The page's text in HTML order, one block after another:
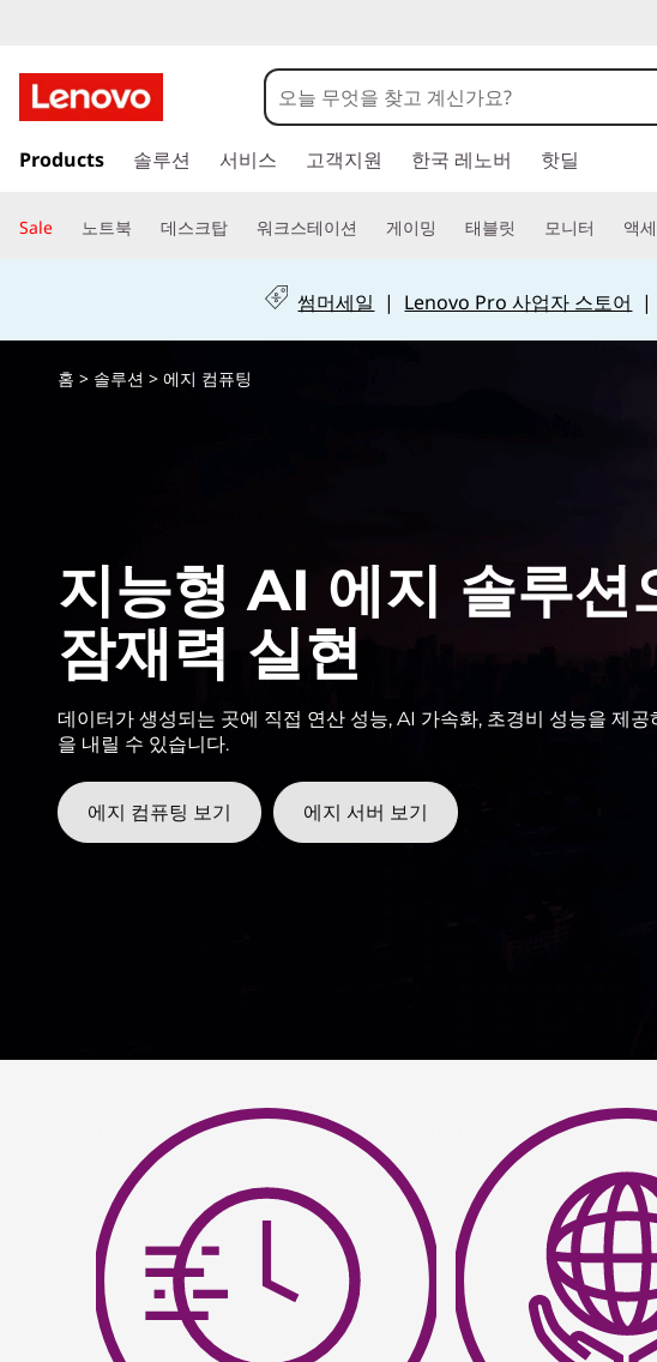
e
n
o
v
T
요
텐
츠
Products 솔루션 서비스 고객지원 한국 레노버 핫딜
Sale 노트북 데스크탑 워크스테이션 게이밍 태블릿 모니터 액
썸머세일 | Lenovo Pro 사업자 스토어 |
홈 > 솔루션 > 에지 컴퓨팅
지능형 AI 에지 솔루션
잠재력 실현
데이터가 생성되는 곳에 직접 연산 성능, AI 가속화, 초경비 성능을 제
을 내릴 수 있습니다.
에지 컴퓨팅 보기 에지 서버 보기